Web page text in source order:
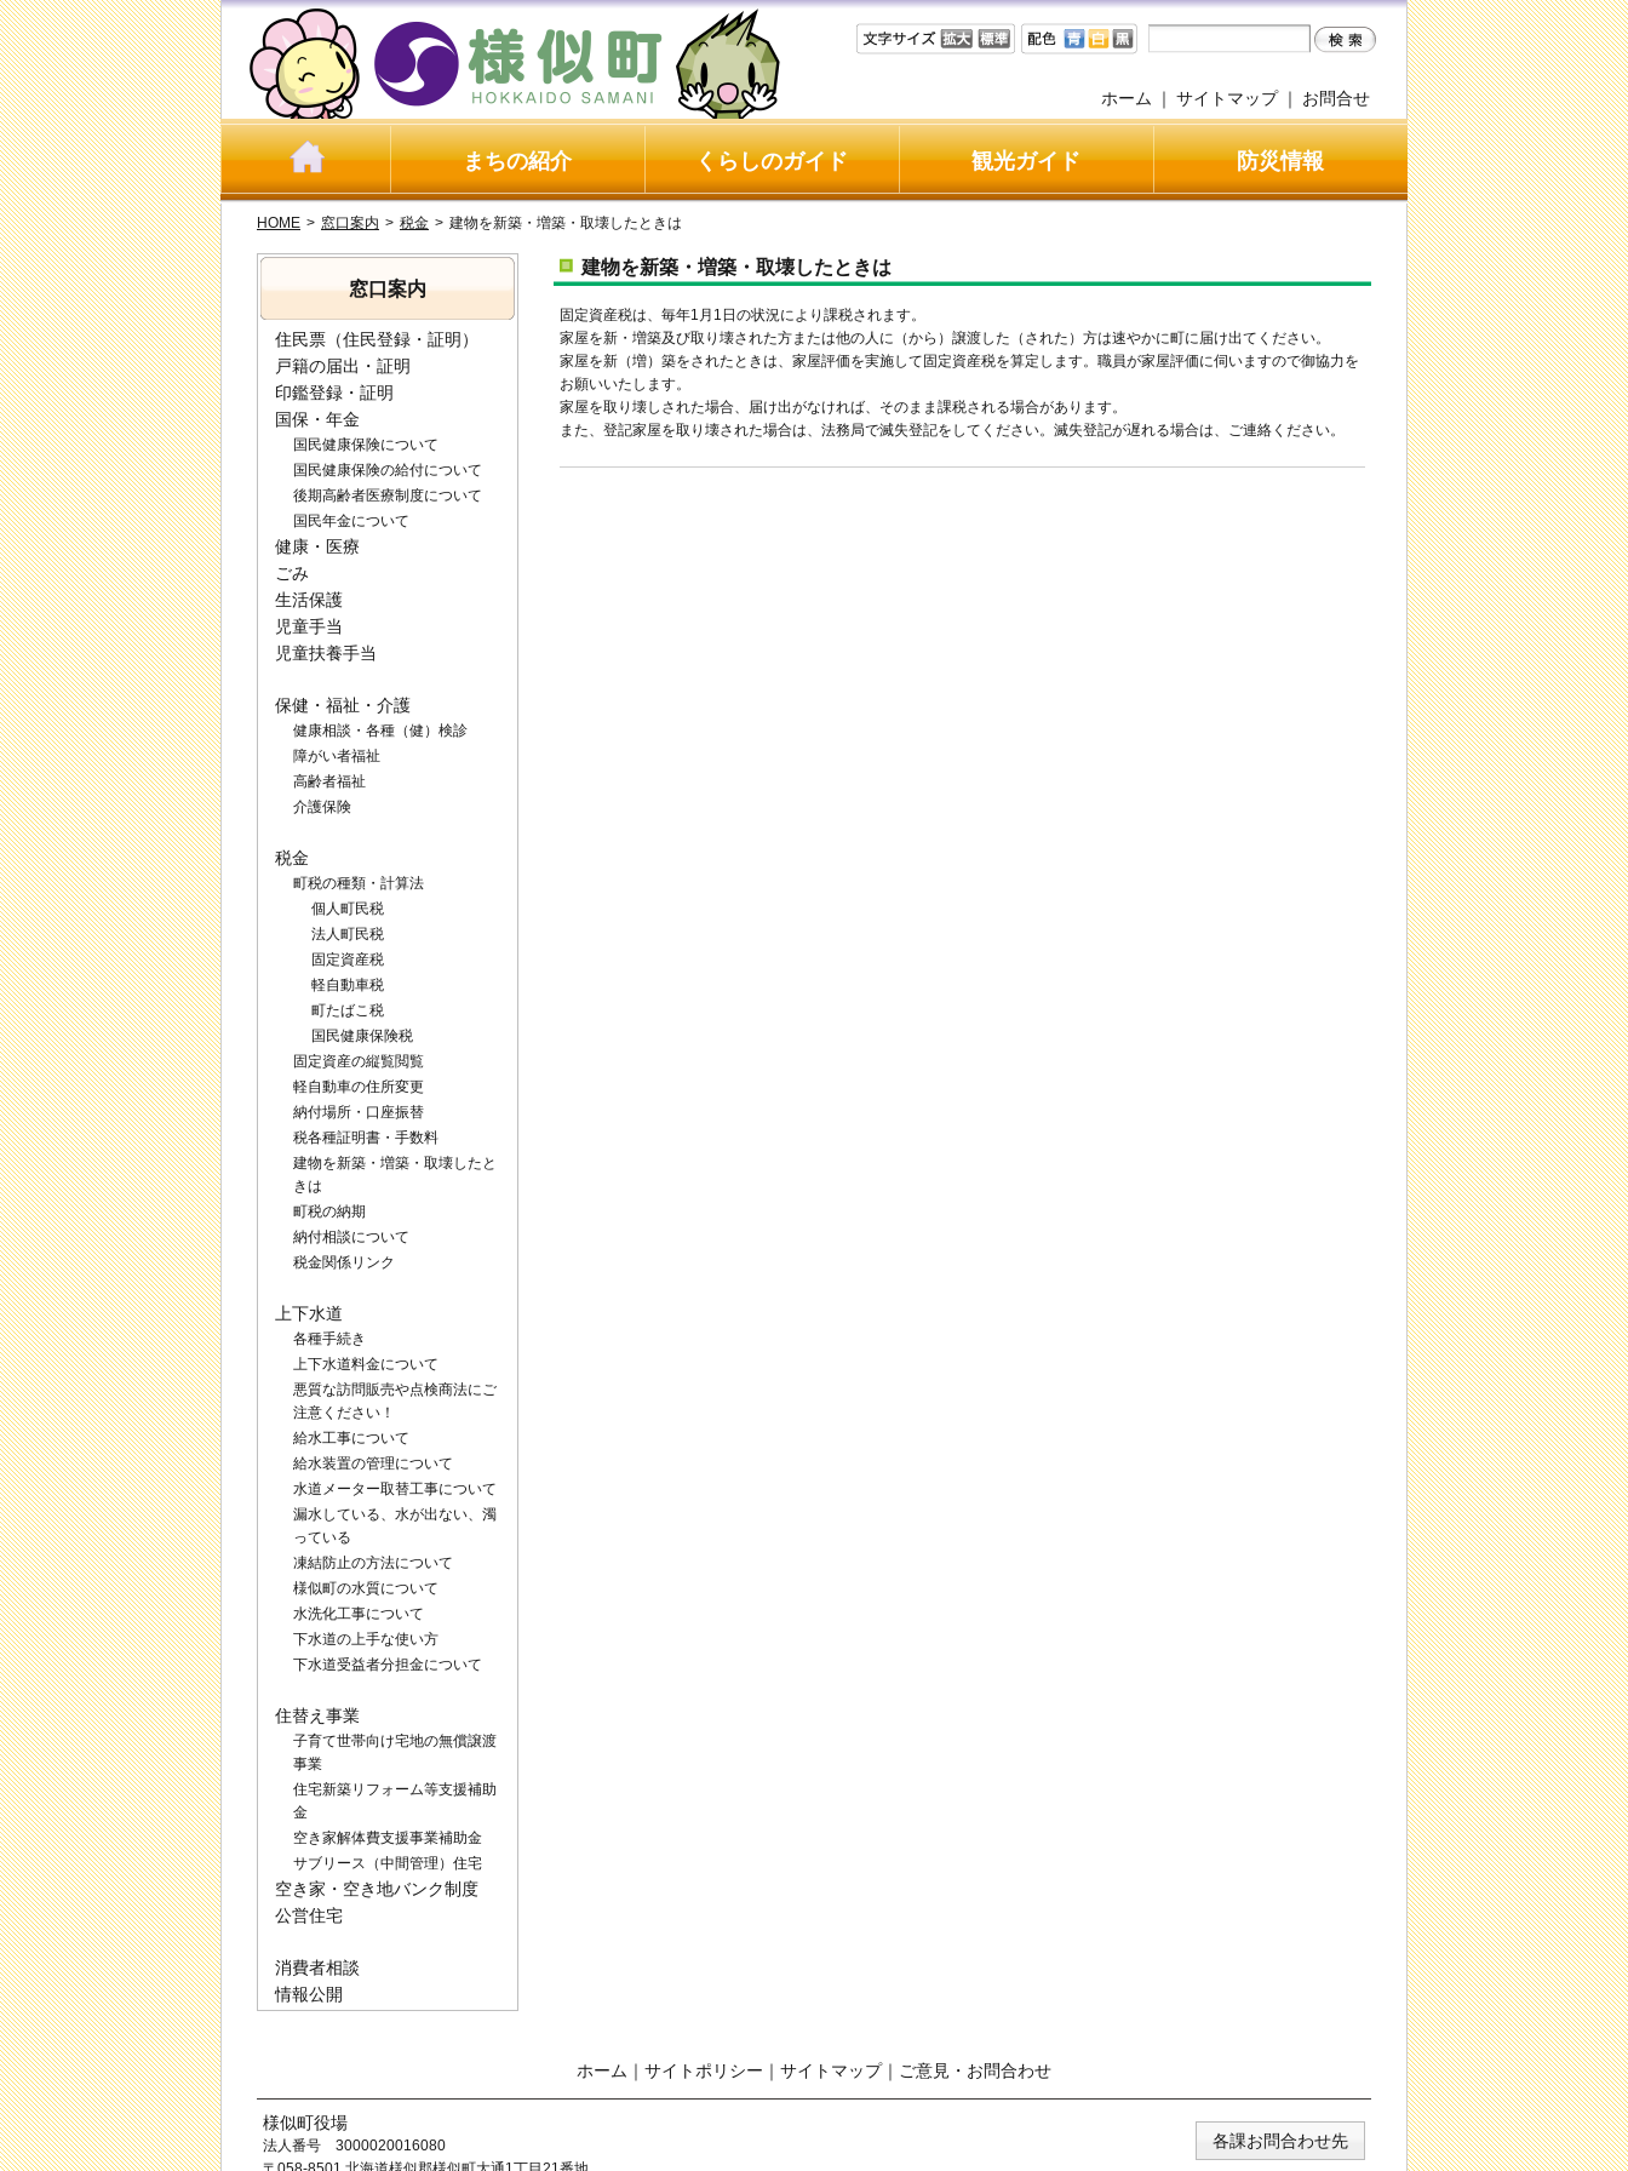
ホーム ｜ サイトマップ ｜ お問合せ
まちの紹介 くらしのガイド 観光ガイド 防災情報
HOME > 窓口案内 > 税金 > 建物を新築・増築・取壊したときは
建物を新築・増築・取壊したときは
固定資産税は、毎年1月1日の状況により課税されます。
家屋を新・増築及び取り壊された方または他の人に（から）譲渡した（された）方は速やかに町に届け出てください。
家屋を新（増）築をされたときは、家屋評価を実施して固定資産税を算定します。職員が家屋評価に伺いますので御協力を
お願いいたします。
家屋を取り壊しされた場合、届け出がなければ、そのまま課税される場合があります。
また、登記家屋を取り壊された場合は、法務局で滅失登記をしてください。滅失登記が遅れる場合は、ご連絡ください。
窓口案内
住民票（住民登録・証明）
戸籍の届出・証明
印鑑登録・証明
国保・年金
国民健康保険について
国民健康保険の給付について
後期高齢者医療制度について
国民年金について
健康・医療
ごみ
生活保護
児童手当
児童扶養手当
保健・福祉・介護
健康相談・各種（健）検診
障がい者福祉
高齢者福祉
介護保険
税金
町税の種類・計算法
個人町民税
法人町民税
固定資産税
軽自動車税
町たばこ税
国民健康保険税
固定資産の縦覧閲覧
軽自動車の住所変更
納付場所・口座振替
税各種証明書・手数料
建物を新築・増築・取壊したと
きは
町税の納期
納付相談について
税金関係リンク
上下水道
各種手続き
上下水道料金について
悪質な訪問販売や点検商法にご
注意ください！
給水工事について
給水装置の管理について
水道メーター取替工事について
漏水している、水が出ない、濁
っている
凍結防止の方法について
様似町の水質について
水洗化工事について
下水道の上手な使い方
下水道受益者分担金について
住替え事業
子育て世帯向け宅地の無償譲渡
事業
住宅新築リフォーム等支援補助
金
空き家解体費支援事業補助金
サブリース（中間管理）住宅
空き家・空き地バンク制度
公営住宅
消費者相談
情報公開
ホーム ｜ サイトポリシー ｜ サイトマップ｜ ご意見・お問合わせ
様似町役場
法人番号 3000020016080
各課お問合わせ先